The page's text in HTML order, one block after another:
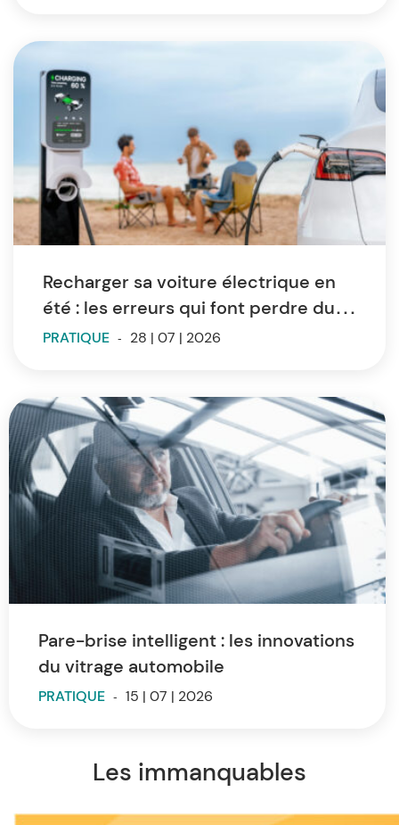
Recharger sa voiture électrique en
été : les erreurs qui font perdre du
temps et de l’autonomie
PRATIQUE - 28 | 07 | 2026
Pare-brise intelligent : les innovations
du vitrage automobile
PRATIQUE - 15 | 07 | 2026
Les immanquables